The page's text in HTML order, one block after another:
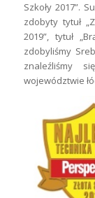
Szkoły 2017”.
zdobyty tytuł
2019”, tytuł
zdobyliśmy
znaleźliśmy
województwie